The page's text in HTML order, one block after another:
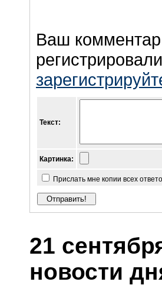
Ваш
Текст:
Картинка:
Прислать мне копии всех
21
новости